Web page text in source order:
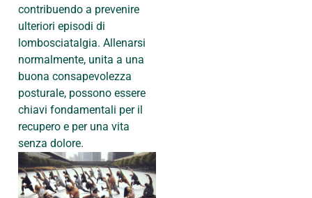
contribuendo a prevenire
ulteriori episodi di
lombosciatalgia. Allenarsi
normalmente, unita a una
buona consapevolezza
posturale, possono essere
chiavi fondamentali per il
recupero e per una vita
senza dolore.